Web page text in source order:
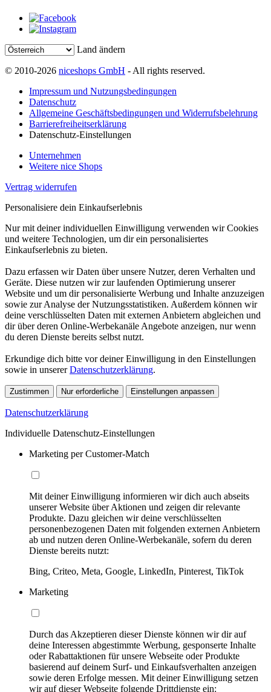
Land ändern
© 2010-2026 niceshops GmbH - All rights reserved.
Impressum und Nutzungsbedingungen
Datenschutz
Allgemeine Geschäftsbedingungen und Widerrufsbelehrung
Barrierefreiheitserklärung
Datenschutz-Einstellungen
Unternehmen
Weitere nice Shops
Vertrag widerrufen
Personalisiere dein Einkaufserlebnis
Nur mit deiner individuellen Einwilligung verwenden wir Cookies
und weitere Technologien, um dir ein personalisiertes
Einkaufserlebnis zu bieten.
Dazu erfassen wir Daten über unsere Nutzer, deren Verhalten und
Geräte. Diese nutzen wir zur laufenden Optimierung unserer
Website und um dir personalisierte Werbung und Inhalte anzuzeigen
sowie zur Analyse der Nutzungsstatistiken. Außerdem können wir
deine verschlüsselten Daten mit externen Anbietern abgleichen und
dir über deren Online-Werbekanäle Angebote anzeigen, nur wenn
du deren Dienste bereits selbst nutzt.
Erkundige dich bitte vor deiner Einwilligung in den Einstellungen
sowie in unsererDatenschutzerklärung.
Zustimmen Nur erforderliche Einstellungen anpassen
Datenschutzerklärung
Individuelle Datenschutz-Einstellungen
Marketing per Customer-Match
Mit deiner Einwilligung informieren wir dich auch abseits
unserer Website über Aktionen und zeigen dir relevante
Produkte. Dazu gleichen wir deine verschlüsselten
personenbezogenen Daten mit folgenden externen Anbietern
ab und nutzen deren Online-Werbekanäle, sofern du deren
Dienste bereits nutzt:
Bing, Criteo, Meta, Google, LinkedIn, Pinterest, TikTok
Marketing
Durch das Akzeptieren dieser Dienste können wir dir auf
deine Interessen abgestimmte Werbung, gesponserte Inhalte
oder Rabattaktionen für unsere Webseite oder Produkte
basierend auf deinem Surf- und Einkaufsverhalten anzeigen
sowie deren Erfolge messen. Mit deiner Einwilligung setzen
wir auf dieser Webseite folgende Drittdienste ein: